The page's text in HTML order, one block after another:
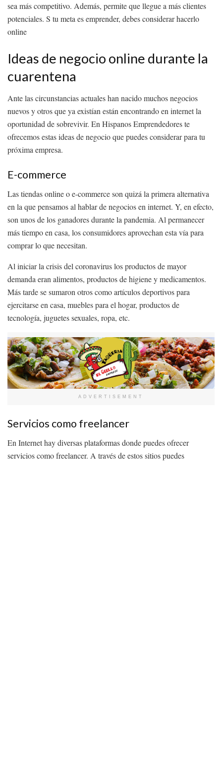
sea más competitivo. Además, permite que llegue a más clientes
potenciales. S tu meta es emprender, debes considerar hacerlo
online
Ideas de negocio online durante la
cuarentena
Ante las circunstancias actuales han nacido muchos negocios
nuevos y otros que ya existían están encontrando en internet la
oportunidad de sobrevivir. En Hispanos Emprendedores te
ofrecemos estas ideas de negocio que puedes considerar para tu
próxima empresa.
E-commerce
Las tiendas online o e-commerce son quizá la primera alternativa
en la que pensamos al hablar de negocios en internet. Y, en efecto,
son unos de los ganadores durante la pandemia. Al permanecer
más tiempo en casa, los consumidores aprovechan esta vía para
comprar lo que necesitan.
Al iniciar la crisis del coronavirus los productos de mayor
demanda eran alimentos, productos de higiene y medicamentos.
Más tarde se sumaron otros como artículos deportivos para
ejercitarse en casa, muebles para el hogar, productos de
tecnología, juguetes sexuales, ropa, etc.
ADVERTISEMENT
Servicios como freelancer
En Internet hay diversas plataformas donde puedes ofrecer
servicios como freelancer. A través de estos sitios puedes